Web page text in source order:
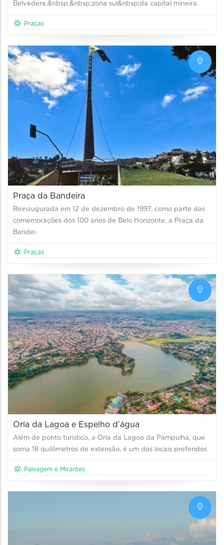
Belvedere,&nbsp;&nbsp;zona sul&nbsp;da capital mineira.
Praças
Praça da Bandeira
Reinaugurada em 12 de dezembro de 1997, como parte das
comemorações dos 100 anos de Belo Horizonte, a Praça da
Bandei
Praças
Orla da Lagoa e Espelho d’água
Além de ponto turístico, a Orla da Lagoa da Pampulha, que
soma 18 quilômetros de extensão, é um dos locais preferidos
Paisagem e Mirantes